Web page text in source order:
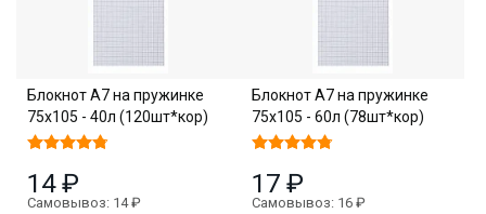
Блокнот А7 на пружинке
75х105 - 40л (120шт*кор)
14 ₽
Самовывоз: 14 ₽
Блокнот А7 на пружинке
75х105 - 60л (78шт*кор)
17 ₽
Самовывоз: 16 ₽